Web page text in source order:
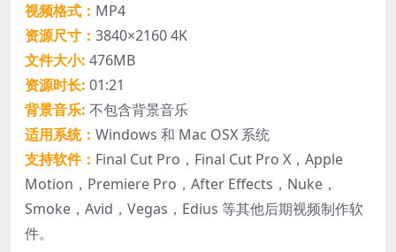
视频格式： MP4
资源尺寸： 3840×2160 4K
文件大小: 476MB
资源时长: 01:21
背景音乐: 不包含背景音乐
适用系统： Windows 和 Mac OSX 系统
支持软件： Final Cut Pro，Final Cut Pro X，Apple
Motion，Premiere Pro，After Effects，Nuke，
Smoke，Avid，Vegas，Edius 等其他后期视频制作软
件。